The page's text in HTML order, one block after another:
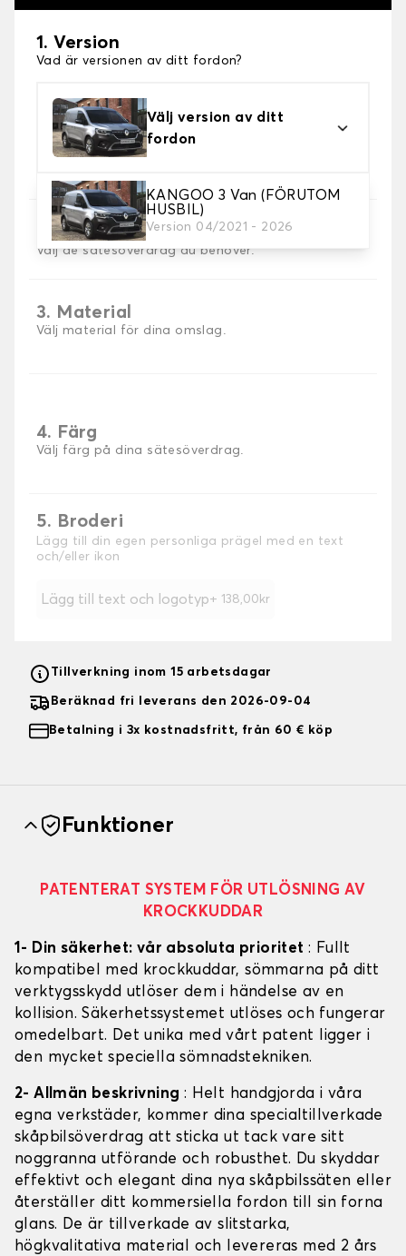
1. Version
Vad är versionen av ditt fordon?
Välj version av ditt
fordon
KANGOO 3 Van (FÖRUTOM
HUSBIL)
Version 04/2021 - 2026
2. Val av spel
Välj de sätesöverdrag du behöver.
3. Material
Välj material för dina omslag.
4. Färg
Välj färg på dina sätesöverdrag.
5. Broderi
Lägg till din egen personliga prägel med en text
och/eller ikon
Lägg till text och logotyp + 138,00kr
Tillverkning inom 15 arbetsdagar
Beräknad fri leverans den 2026-09-04
Betalning i 3x kostnadsfritt, från 60 € köp
Funktioner
PATENTERAT SYSTEM FÖR UTLÖSNING AV
KROCKKUDDAR
1- Din säkerhet: vår absoluta prioritet : Fullt
kompatibel med krockkuddar, sömmarna på ditt
verktygsskydd utlöser dem i händelse av en
kollision. Säkerhetssystemet utlöses och fungerar
omedelbart. Det unika med vårt patent ligger i
den mycket speciella sömnadstekniken.
2- Allmän beskrivning : Helt handgjorda i våra
egna verkstäder, kommer dina specialtillverkade
skåpbilsöverdrag att sticka ut tack vare sitt
noggranna utförande och robusthet. Du skyddar
effektivt och elegant dina nya skåpbilssäten eller
återställer ditt kommersiella fordon till sin forna
glans. De är tillverkade av slitstarka,
högkvalitativa material och levereras med 2 års